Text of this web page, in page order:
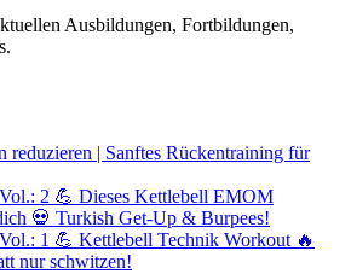
Ausbildungen, Fortbildungen,
reduzieren | Sanftes Rückentraining für
2 💪 Dieses Kettlebell EMOM
💀 Turkish Get-Up & Burpees!
1 💪 Kettlebell Technik Workout 🔥
nur schwitzen!